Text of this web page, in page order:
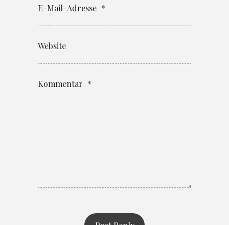
E-Mail-Adresse *
Website
Kommentar *